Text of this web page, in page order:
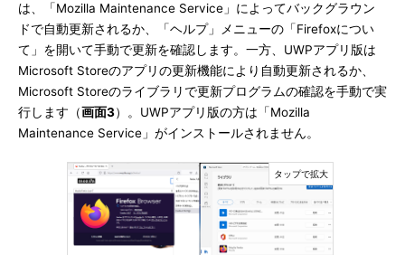
は、「Mozilla Maintenance Service」によってバックグラウン
ドで自動更新されるか、「ヘルプ」メニューの「Firefoxについ
て」を開いて手動で更新を確認します。一方、UWPアプリ版は
Microsoft Storeのアプリの更新機能により自動更新されるか、
Microsoft Storeのライブラリで更新プログラムの確認を手動で実
行します（画面3）。UWPアプリ版の方は「Mozilla
Maintenance Service」がインストールされません。